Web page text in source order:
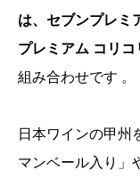
は、セブンプレミ
プレミアム コリコ
組み合わせです 。
日本ワインの甲州
マンベール入り」